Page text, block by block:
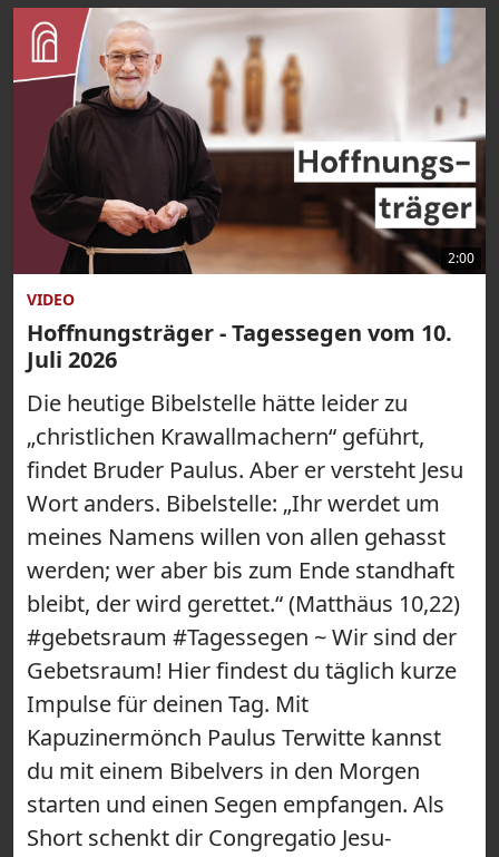
2:00
VIDEO
Hoffnungsträger - Tagessegen vom 10.
Juli 2026
Die heutige Bibelstelle hätte leider zu
„christlichen Krawallmachern“ geführt,
findet Bruder Paulus. Aber er versteht Jesu
Wort anders. Bibelstelle: „Ihr werdet um
meines Namens willen von allen gehasst
werden; wer aber bis zum Ende standhaft
bleibt, der wird gerettet.“ (Matthäus 10,22)
#gebetsraum #Tagessegen ~ Wir sind der
Gebetsraum! Hier findest du täglich kurze
Impulse für deinen Tag. Mit
Kapuzinermönch Paulus Terwitte kannst
du mit einem Bibelvers in den Morgen
starten und einen Segen empfangen. Als
Short schenkt dir Congregatio Jesu-